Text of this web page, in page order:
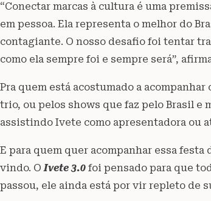
“Conectar marcas à cultura é uma
em pessoa. Ela representa o melhor do
contagiante. O nosso desafio foi tentar
como ela sempre foi e sempre será”,
Pra quem está acostumado a
trio, ou pelos shows que faz pelo Brasil e
assistindo Ivete como apresentadora ou
E para quem quer acompanhar essa
vindo. OIvete 3.0 foi pensado para que
passou, ele ainda está por vir repleto de